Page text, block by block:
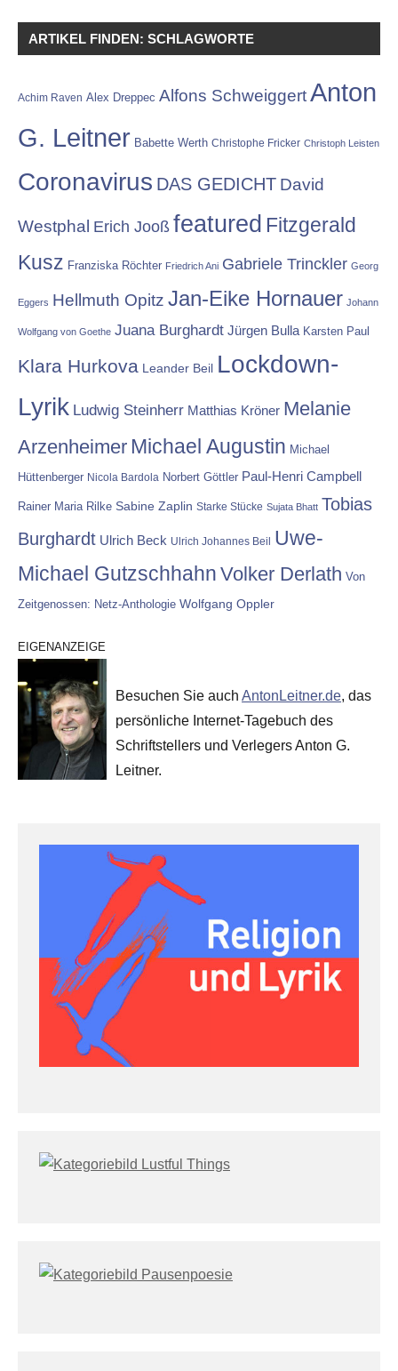
ARTIKEL FINDEN: SCHLAGWORTE
Achim Raven Alex Dreppec Alfons SchweiggertAnton
G. Leitner Babette Werth Christophe Fricker Christoph Leisten
Coronavirus DAS GEDICHT David
Westphal Erich Jooß featured Fitzgerald
Kusz Franziska Röchter Friedrich Ani Gabriele Trinckler Georg
Eggers Hellmuth Opitz Jan-Eike Hornauer Johann
Wolfgang von Goethe Juana Burghardt Jürgen Bulla Karsten Paul
Klara Hurkova Leander Beil Lockdown-
Lyrik Ludwig Steinherr Matthias Kröner Melanie
Arzenheimer Michael Augustin Michael
Hüttenberger Nicola Bardola Norbert Göttler Paul-Henri Campbell
Rainer Maria Rilke Sabine Zaplin Starke Stücke Sujata Bhatt Tobias
Burghardt Ulrich Beck Ulrich Johannes Beil Uwe-
Michael Gutzschhahn Volker Derlath Von
Zeitgenossen: Netz-Anthologie Wolfgang Oppler
EIGENANZEIGE
Besuchen Sie auch AntonLeitner.de, das
persönliche Internet-Tagebuch des
Schriftstellers und Verlegers Anton G.
Leitner.